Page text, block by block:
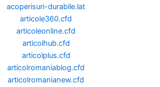
acoperisuri-durabile.lat
articole360.cfd
articoleonline.cfd
articolhub.cfd
articolplus.cfd
articolromaniablog.cfd
articolromanianew.cfd